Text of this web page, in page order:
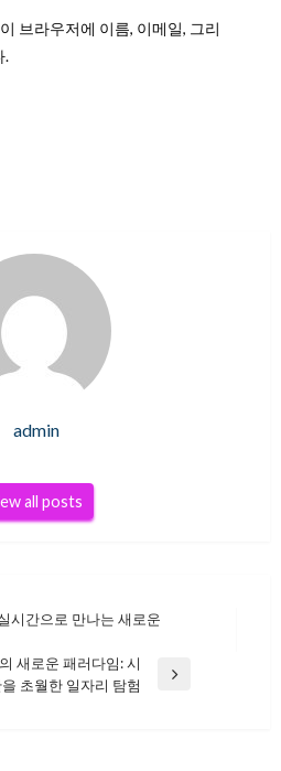
브라우저에 이름, 이메일, 그리
.
admin
all posts
시간으로 만나는 새로운
새로운 패러다임: 시
초월한 일자리 탐험